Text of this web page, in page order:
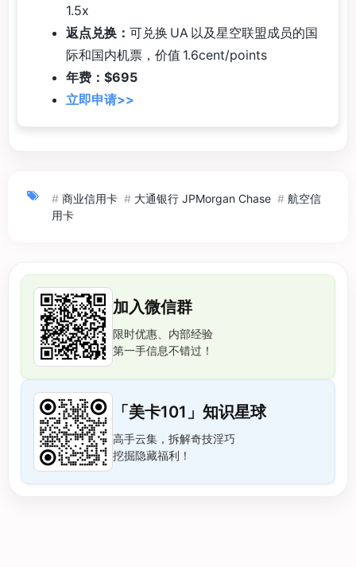
1.5x
返点兑换： 可兑换 UA 以及星空联盟成员的国
际和国内机票，价值 1.6cent/points
年费：$695
立即申请>>
# 商业信用卡 # 大通银行 JPMorgan Chase # 航空信
用卡
加入微信群
限时优惠、内部经验
第一手信息不错过！
「美卡101」知识星球
高手云集，拆解奇技淫巧
挖掘隐藏福利！